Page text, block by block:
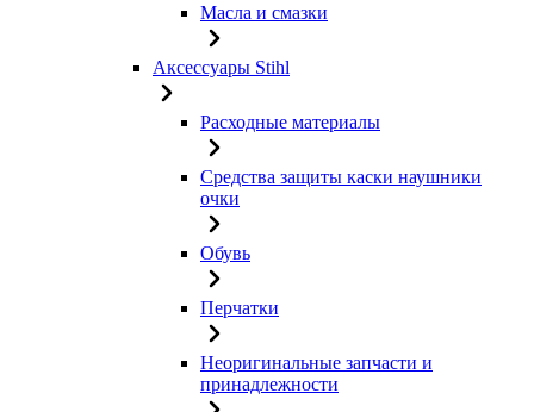
Масла и смазки
Аксессуары Stihl
Расходные материалы
Средства защиты каски наушники
очки
Обувь
Перчатки
Неоригинальные запчасти и
принадлежности